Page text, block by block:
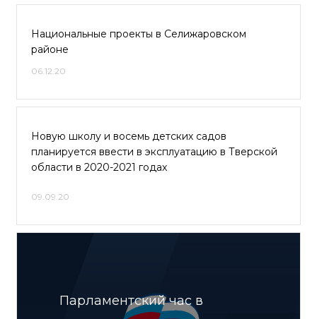
Национальные проекты в Селижаровском
районе
06.12.20
Новую школу и восемь детских садов
планируется ввести в эксплуатацию в Тверской
области в 2020-2021 годах
09.09.20
Парламентский час в